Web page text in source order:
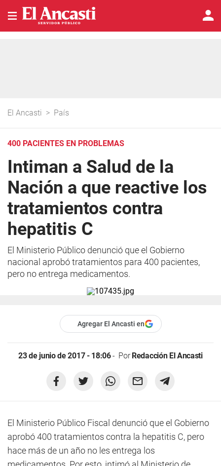
El Ancasti > País
400 PACIENTES EN PROBLEMAS
Intiman a Salud de la
Nación a que reactive los
tratamientos contra
hepatitis C
El Ministerio Público denunció que el Gobierno
nacional aprobó tratamientos para 400 pacientes,
pero no entrega medicamentos.
Agregar El Ancasti en
23 de junio de 2017 - 18:06 PorRedacción El Ancasti
El Ministerio Público Fiscal denunció que el Gobierno
aprobó 400 tratamientos contra la hepatitis C, pero
hace más de un año no les entrega los